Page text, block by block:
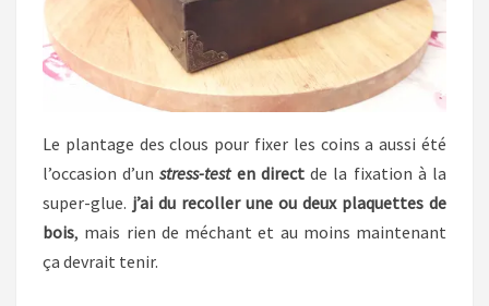
Le plantage des clous pour fixer les coins a aussi été
l’occasion d’unstress-testen directde la fixation à la
super-glue. j’ai du recoller une ou deux plaquettes de
bois, mais rien de méchant et au moins maintenant
ça devrait tenir.